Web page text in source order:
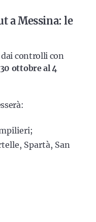
a Messina: le
controlli con
ottobre al 4
Spartà, San